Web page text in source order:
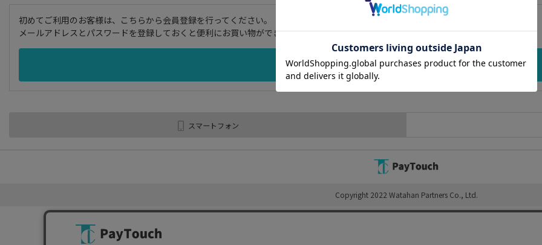
初めてご利用のお客様は、こちらから会員登録を行ってください。
メールアドレスとパスワードを登録しておくと便利にお買い物ができるようになります。
スマートフォン
Copyright 2022 Watahan Partners Co., Ltd.